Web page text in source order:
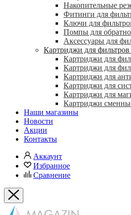
Накопительные
Фитинги для
Ключи для
Помпы для
Аксессуары для
Картриджи для
Картриджи для
Картриджи для
Картриджи для
Картриджи для
Картриджи для
Картриджи
Наши магазины
Новости
Акции
Контакты
Аккаунт
Избранное
Сравнение